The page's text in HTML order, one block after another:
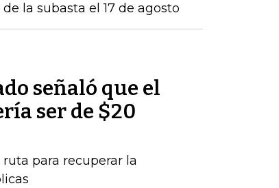
la subasta el 17 de agosto
señaló que el
ser de $20
para recuperar la